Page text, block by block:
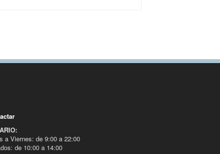
a Viernes: de 9:00 a 22:00
de 10:00 a 14:00